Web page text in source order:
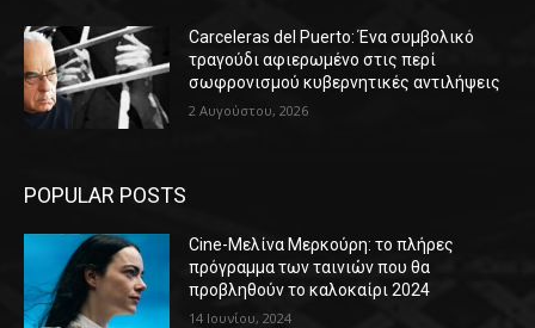
Carceleras del Puerto: Ένα συμβολικό
τραγούδι αφιερωμένο στις περί
σωφρονισμού κυβερνητικές αντιλήψεις
2 Αυγούστου, 2026
POPULAR POSTS
Cine-Μελίνα Μερκούρη: το πλήρες
πρόγραμμα των ταινιών που θα
προβληθούν το καλοκαίρι 2024
14 Ιουνίου, 2024